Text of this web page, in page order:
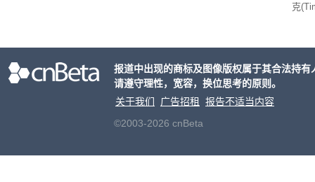
克
算法
报道中出现的商标及图像版权属于其合法持
请遵守理性，宽容，换位思考的原则。
关于我们
广告招租
报告不适当内容
©2003-2026 cnBeta